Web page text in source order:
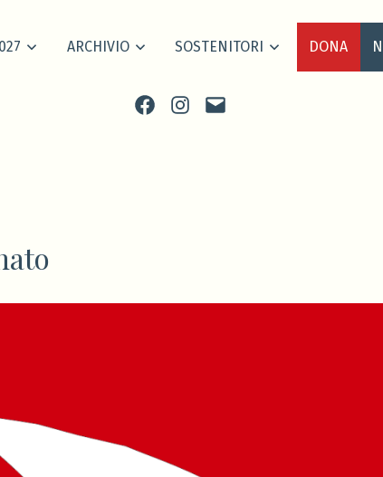
ARCHIVIO SOSTENITORI DONA
FacebookInstagram
scrivi